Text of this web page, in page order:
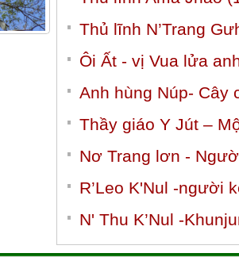
Thủ lĩnh N’Trang
Ôi Ất - vị Vua lửa
Anh hùng Núp- Cây
Thầy giáo Y Jút –
Nơ Trang lơn -
R’Leo K'Nul -người
N' Thu K’Nul -